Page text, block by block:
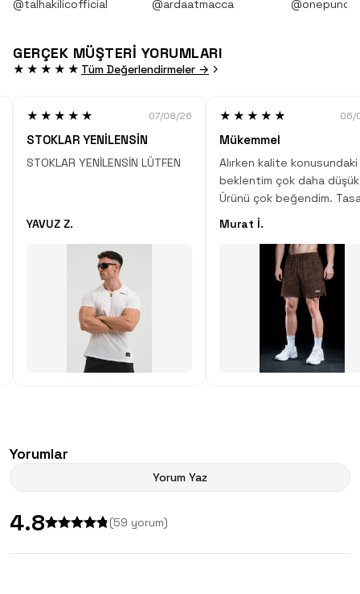
@talhakilicofficial @ardaatmacca
GERÇEK MÜŞTERİ YORUMLARI
★★★★★ Tüm Değerlendirmeler →
★★★★★ 07/08/26
STOKLAR YENİLENSİN
STOKLAR YENİLENSİN LÜTFEN
YAVUZ Z.
★★★★★ 06/
Mükemmel
Alırken kalite konusundaki
beklentim çok daha
Ürünü çok beğendim.
desen, kumaş kalitesi
Murat İ.
Yorumlar
Yorum Yaz
4.8 (59 yorum)